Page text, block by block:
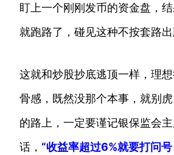
盯上一个刚刚发币的资金盘，
就跑路了，碰见这种不按套路出
这就和炒股抄底逃顶一样，理
骨感，既然没那个本事，就别
的路上，一定要谨记银保监会
话， “收益率超过6%就要打问